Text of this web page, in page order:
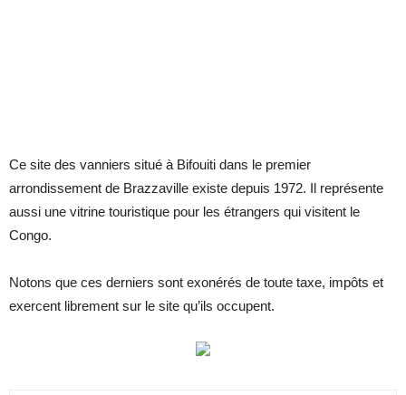
Ce site des vanniers situé à Bifouiti dans le premier
arrondissement de Brazzaville existe depuis 1972. Il représente
aussi une vitrine touristique pour les étrangers qui visitent le
Congo.
Notons que ces derniers sont exonérés de toute taxe, impôts et
exercent librement sur le site qu’ils occupent.